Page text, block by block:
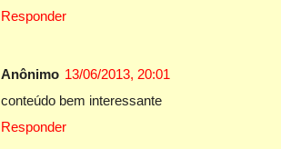
Responder
Anônimo 13/06/2013, 20:01
conteúdo bem interessante
Responder